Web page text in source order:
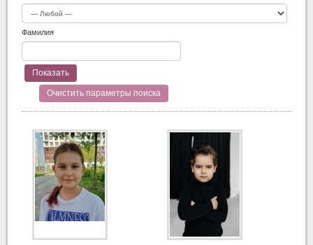
Фамилия
Очистить параметры поиска